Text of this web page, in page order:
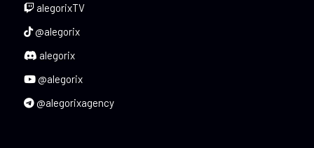
alegorixTV
@alegorix
alegorix
@alegorix
@alegorixagency